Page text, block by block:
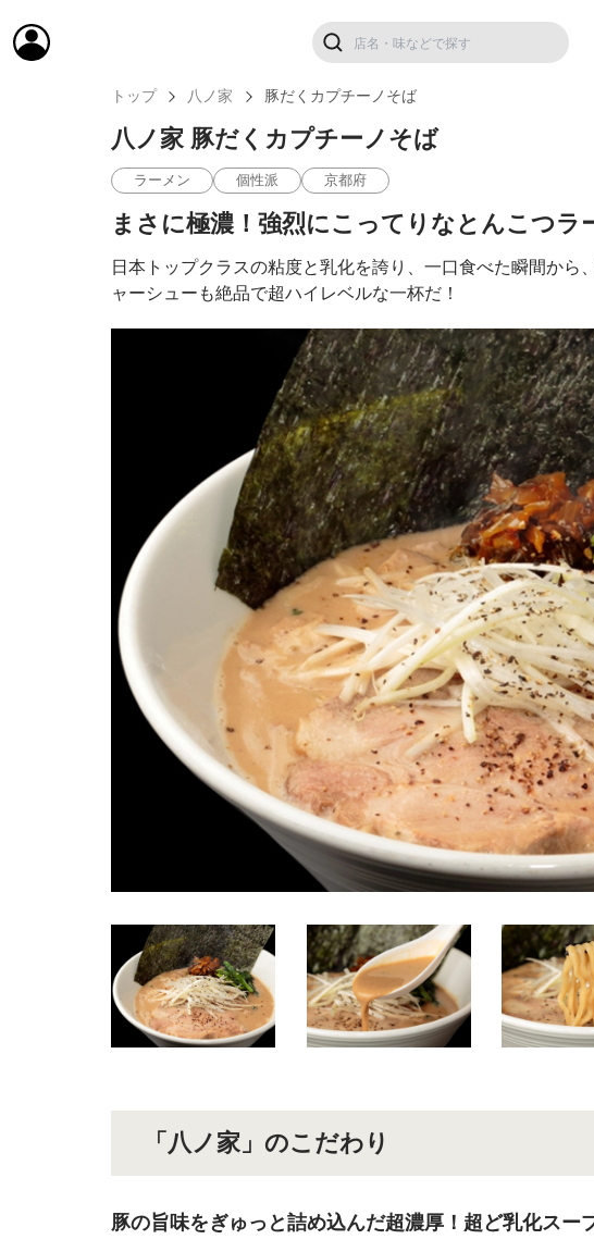
トップ 八ノ家 豚だくカプチーノそば
八ノ家 豚だくカプチーノそば
ラーメン 個性派 京都府
まさに極濃！強烈にこってりなとんこつラ
日本トップクラスの粘度と乳化を誇り、一口食べた瞬間か
ャーシューも絶品で超ハイレベルな一杯だ！
「八ノ家」のこだわり
豚の旨味をぎゅっと詰め込んだ超濃厚！超ど乳化スー